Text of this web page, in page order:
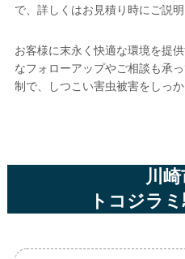
で、詳しくはお見積り時にご説明
お客様に末永く快適な環境を提
なフォローアップやご相談も承
制で、しつこい害虫被害をしっ
川
トコジラ